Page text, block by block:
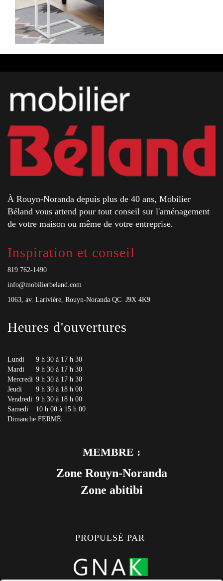
À Rouyn-Noranda depuis plus de 40 ans, Mobilier
Béland vous attend pour tout conseil sur l'aménagement
de votre maison ou même de votre entreprise.
Inspiration et conseil
819 762-1490
info@mobilierbeland.com
1063, av. Larivière, Rouyn-Noranda QC J9X 4K9
Heures d'ouvertures
Lundi
9 h 30 à 17 h 30
Mardi
9 h 30 à 17 h 30
Mercredi 9 h 30 à 17 h 30
Jeudi
9 h 30 à 18 h 00
Vendredi 9 h 30 à 18 h 00
Samedi
10 h 00 à 15 h 00
Dimanche FERMÉ
MEMBRE :
Zone Rouyn-Noranda
Zone abitibi
PROPULSÉ PAR